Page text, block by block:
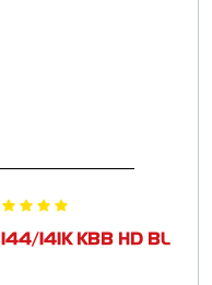
141K KBB HD BL